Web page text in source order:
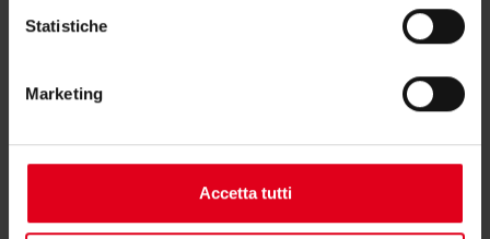
Statistiche
Marketing
Accetta tutti
Potrebbero interessarti anche